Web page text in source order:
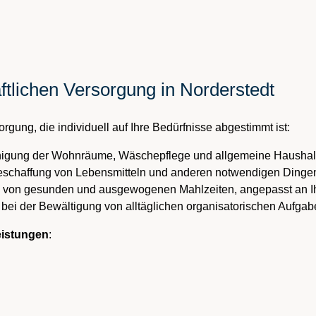
Versorgung in Norderstedt
die individuell auf Ihre Bedürfnisse abgestimmt ist:
der Wohnräume, Wäschepflege und allgemeine
von Lebensmitteln und anderen notwendigen
gesunden und ausgewogenen Mahlzeiten, angepasst an
der Bewältigung von alltäglichen organisatorischen
: